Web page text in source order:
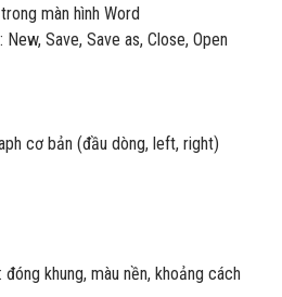
màn hình Word
Save, Save as, Close, Open
cơ bản (đầu dòng, left, right)
khung, màu nền, khoảng cách